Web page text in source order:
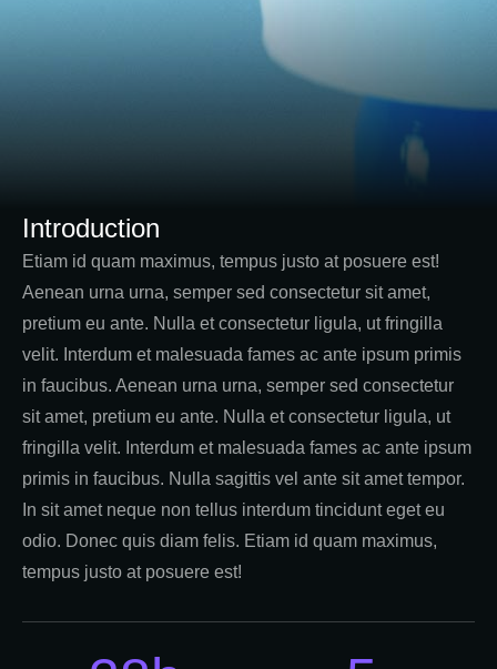
Introduction
Etiam id quam maximus, tempus justo at posuere est!
Aenean urna urna, semper sed consectetur sit amet,
pretium eu ante. Nulla et consectetur ligula, ut fringilla
velit. Interdum et malesuada fames ac ante ipsum primis
in faucibus. Aenean urna urna, semper sed consectetur
sit amet, pretium eu ante. Nulla et consectetur ligula, ut
fringilla velit. Interdum et malesuada fames ac ante ipsum
primis in faucibus. Nulla sagittis vel ante sit amet tempor.
In sit amet neque non tellus interdum tincidunt eget eu
odio. Donec quis diam felis. Etiam id quam maximus,
tempus justo at posuere est!